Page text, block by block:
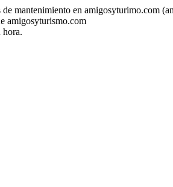
de mantenimiento en amigosyturimo.com
amigosyturismo.com
hora.